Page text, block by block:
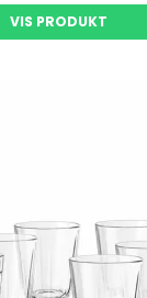
VIS PRODUKT